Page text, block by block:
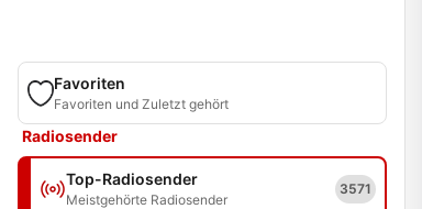
Favoriten
Favoriten und Zuletzt gehört
Radiosender
Top-Radiosender
Meistgehörte Radiosender
3571